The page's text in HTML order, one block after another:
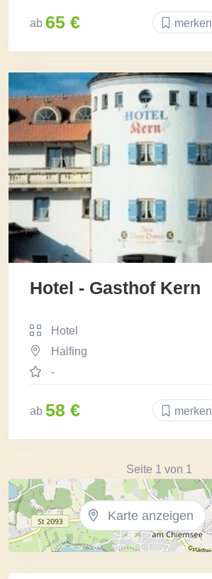
ab 65 € merken
Hotel - Gasthof Kern
Hotel
Halfing
-
ab 58 € merken
Seite 1 von 1
Karte anzeigen